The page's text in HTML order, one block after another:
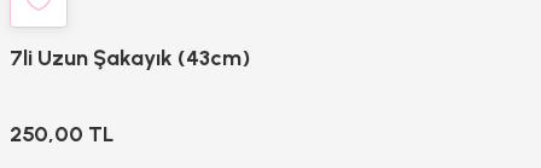
7li Uzun Şakayık (43cm)
250,00 TL